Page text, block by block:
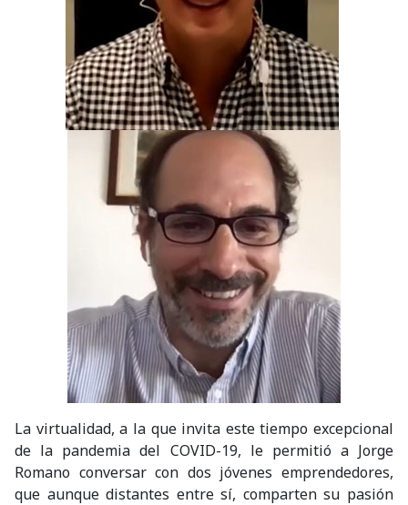
La virtualidad, a la que invita este tiempo excepcional
de la pandemia del COVID-19, le permitió a Jorge
Romano conversar con dos jóvenes emprendedores,
que aunque distantes entre sí, comparten su pasión